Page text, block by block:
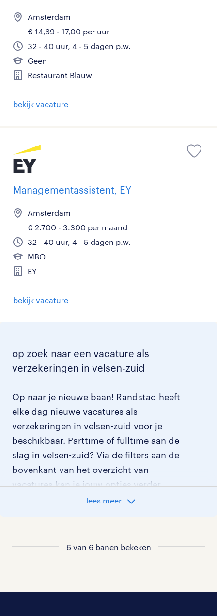
Amsterdam
€ 14,69 - 17,00 per uur
32 - 40 uur, 4 - 5 dagen p.w.
Geen
Restaurant Blauw
bekijk vacature
Managementassistent, EY
Amsterdam
€ 2.700 - 3.300 per maand
32 - 40 uur, 4 - 5 dagen p.w.
MBO
EY
bekijk vacature
op zoek naar een vacature als
verzekeringen in velsen-zuid
Op naar je nieuwe baan! Randstad heeft
elke dag nieuwe vacatures als
verzekeringen in velsen-zuid voor je
beschikbaar. Parttime of fulltime aan de
slag in velsen-zuid? Via de filters aan de
bovenkant van het overzicht van
vacatures kan je jouw opties verder
alle vacatures in velsen-zuidof hier
lees meer
6 van 6 banen bekeken